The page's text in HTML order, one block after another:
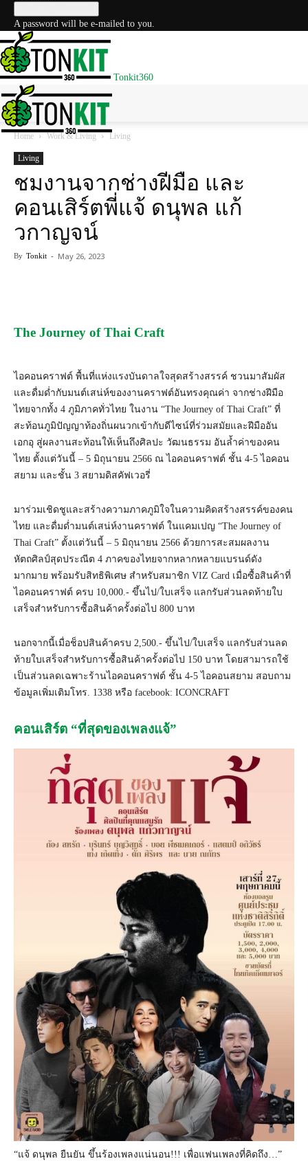
A password will be e-mailed to you.
Tonkit360
Home Work & Living Living
Living
ชมงานจากช่างฝีมือ และ
คอนเสิร์ตพี่แจ้ ดนุพล แก้
วกาญจน์
By Tonkit - May 26, 2023
The Journey of Thai Craft
ไอคอนคราฟต์ พื้นที่แห่งแรงบันดาลใจสุดสร้างสรรค์ ชวนมาสัมผัส
และดื่มด่ำกับมนต์เสน่ห์ของงานคราฟต์อันทรงคุณค่า จากช่างฝีมือ
ไทยจากทั้ง 4 ภูมิภาคทั่วไทย ในงาน “The Journey of Thai Craft” ที่
สะท้อนภูมิปัญญาท้องถิ่นผนวกเข้ากับดีไซน์ที่ร่วมสมัยและฝีมืออัน
เอกอุ สู่ผลงานสะท้อนให้เห็นถึงศิลปะ วัฒนธรรม อันล้ำค่าของคน
ไทย ตั้งแต่วันนี้ – 5 มิถุนายน 2566 ณ ไอคอนคราฟต์ ชั้น 4-5 ไอคอน
สยาม และชั้น 3 สยามดิสคัฟเวอรี่
มาร่วมเชิดชูและสร้างความภาคภูมิใจในความคิดสร้างสรรค์ของคน
ไทย และดื่มด่ำมนต์เสน่ห์งานคราฟต์ ในแคมเปญ “The Journey of
Thai Craft” ตั้งแต่วันนี้ – 5 มิถุนายน 2566 ด้วยการสะสมผลงาน
หัตถศิลป์สุดประณีต 4 ภาคของไทยจากหลากหลายแบรนด์ดัง
มากมาย พร้อมรับสิทธิพิเศษ สำหรับสมาชิก VIZ Card เมื่อซื้อสินค้าที่
ไอคอนคราฟต์ ครบ 10,000.- ขึ้นไป/ใบเสร็จ แลกรับส่วนลดท้ายใบ
เสร็จสำหรับการซื้อสินค้าครั้งต่อไป 800 บาท
นอกจากนี้เมื่อช็อปสินค้าครบ 2,500.- ขึ้นไป/ใบเสร็จ แลกรับส่วนลด
ท้ายใบเสร็จสำหรับการซื้อสินค้าครั้งต่อไป 150 บาท โดยสามารถใช้
เป็นส่วนลดเฉพาะร้านไอคอนคราฟต์ ชั้น 4-5 ไอคอนสยาม สอบถาม
ข้อมูลเพิ่มเติมโทร. 1338 หรือ facebook: ICONCRAFT
คอนเสิร์ต “ที่สุดของเพลงแจ้”
“แจ้ ดนุพล ยืนยัน ขึ้นร้องเพลงแน่นอน!!! เพื่อแฟนเพลงที่คิดถึง…”